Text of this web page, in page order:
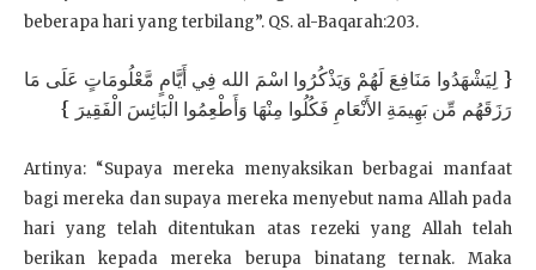
beberapa hari yang terbilang”. QS. al-Baqarah:203.
{ لِيَشْهَدُوا مَنَافِعَ لَهُمْ وَيَذْكُرُوا اسْمَ الله فِي أَيَّامٍ مَّعْلُومَاتٍ عَلَى مَا
رَزَقَهُم مِّن بَهِيمَةِ الأَنْعَامِ فَكُلُوا مِنْهَا وَأَطْعِمُوا الْبَائِسَ الْفَقِيرَ }
Artinya: “Supaya mereka menyaksikan berbagai manfaat
bagi mereka dan supaya mereka menyebut nama Allah pada
hari yang telah ditentukan atas rezeki yang Allah telah
berikan kepada mereka berupa binatang ternak. Maka